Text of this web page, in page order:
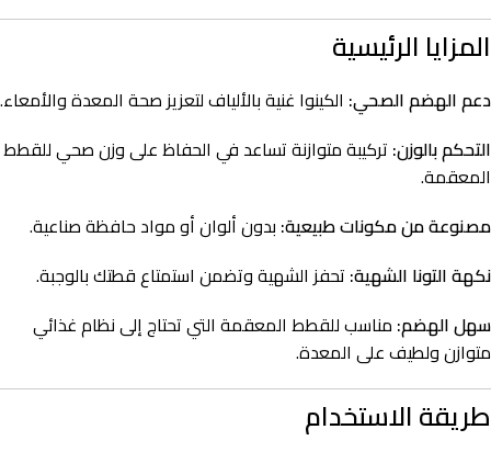
المزايا الرئيسية
دعم الهضم الصحي: الكينوا غنية بالألياف لتعزيز صحة المعدة والأمعاء.
التحكم بالوزن: تركيبة متوازنة تساعد في الحفاظ على وزن صحي للقطط
المعقمة.
مصنوعة من مكونات طبيعية: بدون ألوان أو مواد حافظة صناعية.
نكهة التونا الشهية: تحفز الشهية وتضمن استمتاع قطتك بالوجبة.
سهل الهضم: مناسب للقطط المعقمة التي تحتاج إلى نظام غذائي
متوازن ولطيف على المعدة.
طريقة الاستخدام